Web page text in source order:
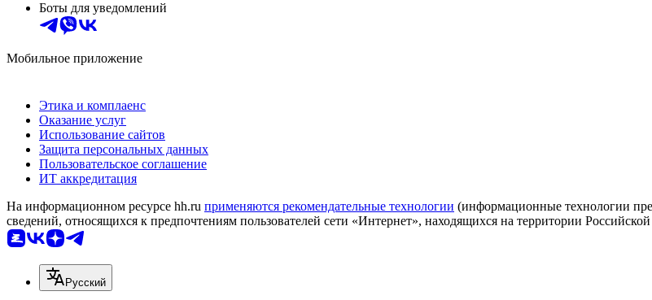
Боты для уведомлений
Мобильное приложение
Этика и комплаенс
Оказание услуг
Использование сайтов
Защита персональных данных
Пользовательское соглашение
ИТ аккредитация
На информационном ресурсе hh.ru применяются рекомендательные технологии (информационные технологии
сведений, относящихся к предпочтениям пользователей сети «Интернет», находящихся на территории
Русский